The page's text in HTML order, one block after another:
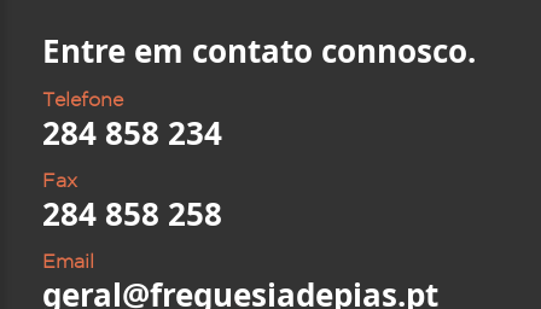
Entre em contato connosco.
Telefone
284 858 234
Fax
284 858 258
Email
geral@freguesiadepias.pt